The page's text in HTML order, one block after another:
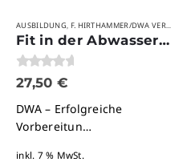
AUSBILDUNG F. HIRTHAMMER/DWA VERLAG
Fit in der Abwassertechnik?
0von 5
27,50 €
DWA – Erfolgreiche
Vorbereitun…
inkl. 7 % MwSt.